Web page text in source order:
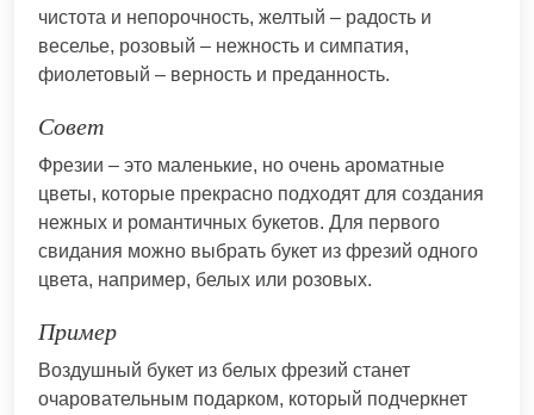
чистота и непорочность, желтый – радость и
веселье, розовый – нежность и симпатия,
фиолетовый – верность и преданность.
Совет
Фрезии – это маленькие, но очень ароматные
цветы, которые прекрасно подходят для создания
нежных и романтичных букетов. Для первого
свидания можно выбрать букет из фрезий одного
цвета, например, белых или розовых.
Пример
Воздушный букет из белых фрезий станет
очаровательным подарком, который подчеркнет